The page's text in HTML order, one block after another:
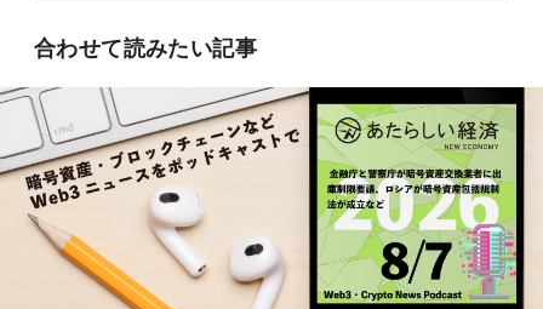
合わせて読みたい記事